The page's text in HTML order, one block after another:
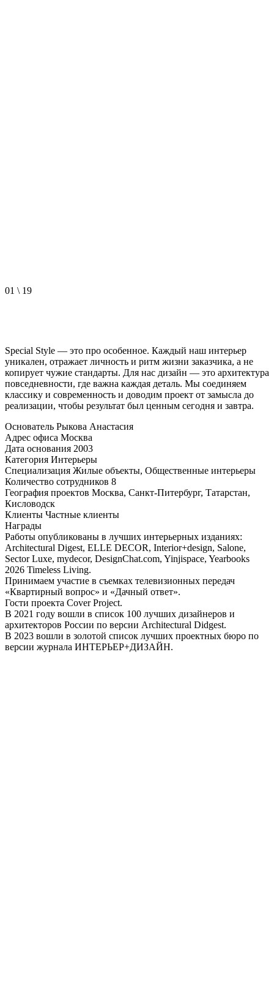
01 \ 19
Special Style — это про особенное. Каждый наш интерьер
уникален, отражает личность и ритм жизни заказчика, а не
копирует чужие стандарты. Для нас дизайн — это архитектура
повседневности, где важна каждая деталь. Мы соединяем
классику и современность и доводим проект от замысла до
реализации, чтобы результат был ценным сегодня и завтра.
Основатель Рыкова Анастасия
Адрес офиса Москва
Дата основания 2003
Категория Интерьеры
Специализация Жилые объекты, Общественные интерьеры
Количество сотрудников 8
География проектов Москва, Санкт-Питербург, Татарстан,
Кисловодск
Клиенты Частные клиенты
Награды
Работы опубликованы в лучших интерьерных изданиях:
Architectural Digest, ELLE DECOR, Interior+design, Salone,
Sector Luxe, mydecor, DesignChat.com, Yinjispace, Yearbooks
2026 Timeless Living.
Принимаем участие в съемках телевизионных передач
«Квартирный вопрос» и «Дачный ответ».
Гости проекта Cover Project.
В 2021 году вошли в список 100 лучших дизайнеров и
архитекторов России по версии Architectural Didgest.
В 2023 вошли в золотой список лучших проектных бюро по
версии журнала ИНТЕРЬЕР+ДИЗАЙН.